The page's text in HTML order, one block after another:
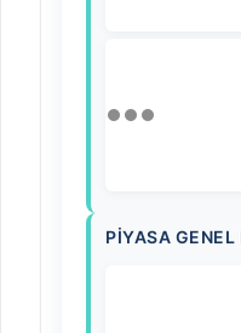
PIYASA GENEL